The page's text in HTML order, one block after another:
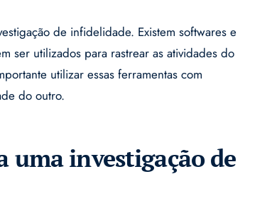
de infidelidade. Existem softwares e
ser utilizados para rastrear as atividades do
utilizar essas ferramentas com
do outro.
uma investigação de